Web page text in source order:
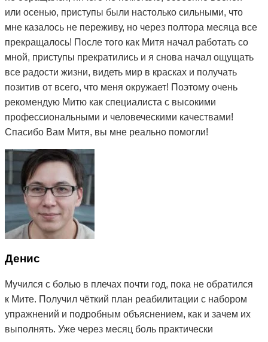
или осенью, приступы были настолько сильными, что
мне казалось не переживу, но через полтора месяца все
прекращалось! После того как Митя начал работать со
мной, приступы прекратились и я снова начал ощущать
все радости жизни, видеть мир в красках и получать
позитив от всего, что меня окружает! Поэтому очень
рекомендую Митю как специалиста с высокими
профессиональными и человеческими качествами!
Спасибо Вам Митя, вы мне реально помогли!
Денис
Мучился с болью в плечах почти год, пока не обратился
к Мите. Получил чёткий план реабилитации с набором
упражнений и подробным объяснением, как и зачем их
выполнять. Уже через месяц боль практически